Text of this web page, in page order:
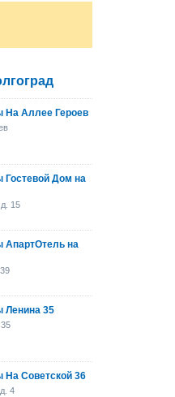
На Аллее Героев
Гостевой Дом на
15
АпартОтель на
Ленина 35
На Советской 36
4